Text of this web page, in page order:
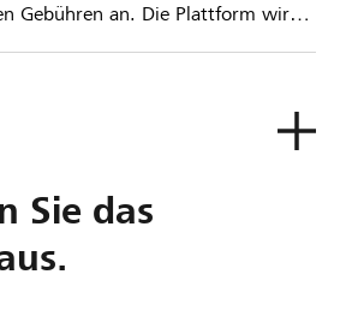
Gebühren an. Die Plattform wird
Sie das